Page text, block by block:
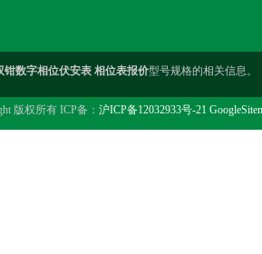
钳数字相位伏安表 相位表报价型号规格的相关信息。
版权所有 ICP备： 沪ICP备12032933号-21